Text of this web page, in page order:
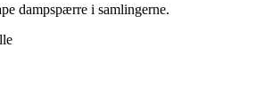
dampspærre i samlingerne.